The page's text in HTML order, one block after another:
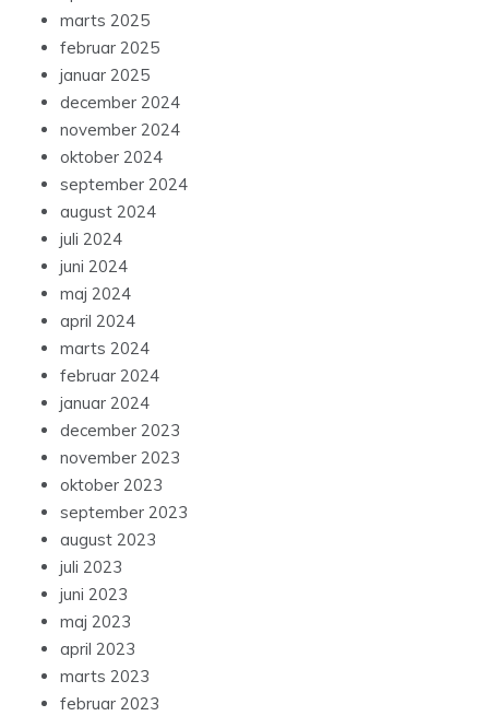
marts 2025
februar 2025
januar 2025
december 2024
november 2024
oktober 2024
september 2024
august 2024
juli 2024
juni 2024
maj 2024
april 2024
marts 2024
februar 2024
januar 2024
december 2023
november 2023
oktober 2023
september 2023
august 2023
juli 2023
juni 2023
maj 2023
april 2023
marts 2023
februar 2023